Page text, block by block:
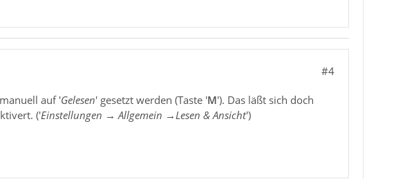
#4
auf 'Gelesen' gesetzt werden (Taste 'M'). Das läßt sich doch
('Einstellungen → Allgemein →Lesen & Ansicht')